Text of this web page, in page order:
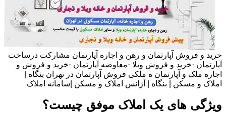
خرید و فروش آپارتمان و رهن و اجاره آپارتمان مشارکت درساخت
آپارتمان ·خرید و فروش ویلا ·معاوضه آپارتمان ·خرید و فروش و
اجاره ملک و آپارتمان ه ملکی فروش آپارتمان در تهران بنگاه |
املاک و مسکن | بنگاه | آژانس املاک و مسکن |سامانه املاک
ویژگی های یک املاک موفق چیست؟